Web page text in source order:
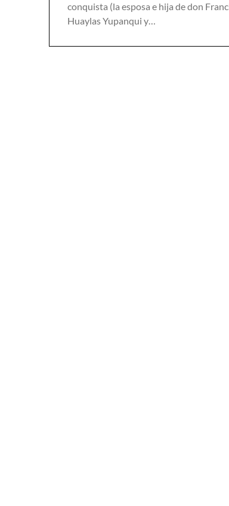
conquista (la esposa e hija de don
Huaylas Yupanqui y…